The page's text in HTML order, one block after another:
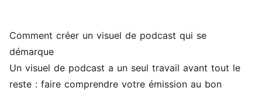
Comment créer un visuel de podcast qui se
démarque
Un visuel de podcast a un seul travail avant tout le
reste : faire comprendre votre émission au bon